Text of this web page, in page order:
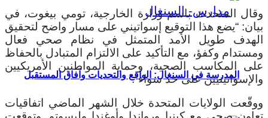
المدرسة في السنغال: الواقع والتحديات وآفاق المستقبل
وقال المتحدث باسم وزارة الخارجية، تومي بيغوت، في
بيان: “يضع هذا التوقيع إسواتيني على مسار واضح لتحقيق
الهدف طويل الأمد المتمثل في نظام صحي فعال
ومستدام وكفؤ، مع التأكيد على الالتزام المتبادل بالحفاظ
على المكاسب الصحية، وحماية المواطنين الأمريكيين
والإسواتينيين على حد سواء”.
ووقّعت الولايات المتحدة خلال الشهر الماضي اتفاقيات